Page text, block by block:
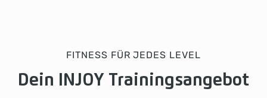
FITNESS FÜR JEDES LEVEL
Dein INJOY Trainingsangebot